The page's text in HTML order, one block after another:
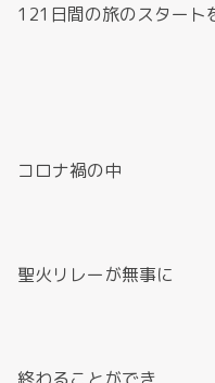
121日間の旅のスタート
コロナ禍の中
聖火リレーが無事に
終わることができ